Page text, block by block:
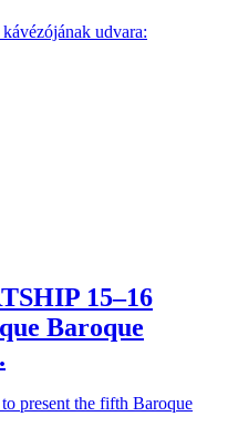
udvara:
15–16
Baroque
present the fifth Baroque